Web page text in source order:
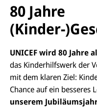
80 Jahre
(Kinder-
UNICEF wird 80 Jahre
das Kinderhilfswerk der
mit dem klaren Ziel:
Chance auf ein besseres
unserem